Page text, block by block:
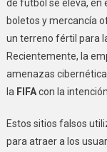
de fútbol se eleva, en
boletos y mercancía
un terreno fértil para
Recientemente, la
amenazas
la FIFAcon la
Estos sitios falsos
para atraer a los